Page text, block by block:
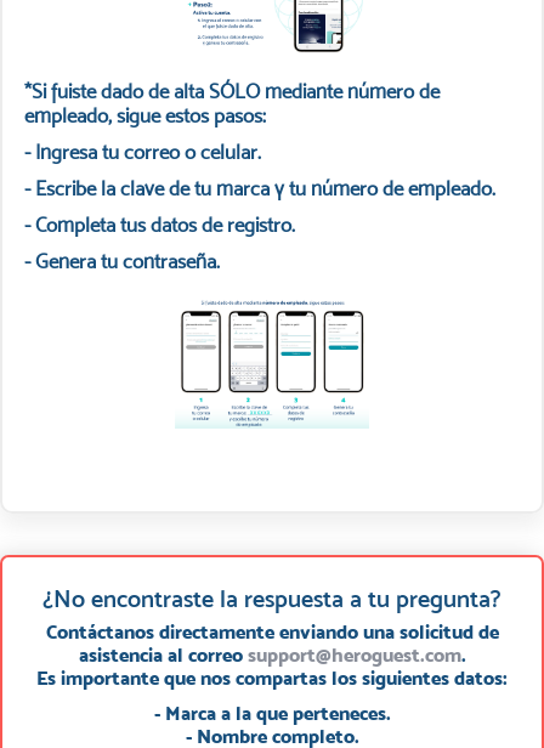
*Si fuiste dado de alta SÓLO mediante número de
empleado, sigue estos pasos:
- Ingresa tu correo o celular.
- Escribe la clave de tu marca y tu número de empleado.
- Completa tus datos de registro.
- Genera tu contraseña.
¿No encontraste la respuesta a tu pregunta?
Contáctanos directamente enviando una solicitud de
asistencia al correo support@heroguest.com.
Es importante que nos compartas los siguientes datos:
- Marca a la que perteneces.
- Nombre completo.